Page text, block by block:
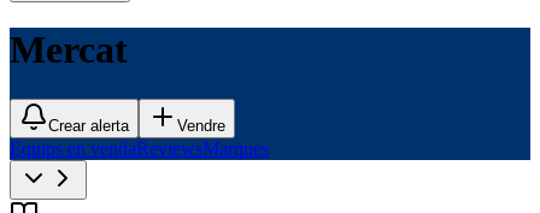
Mercat
Crear alerta Vendre
Equips en vendaReviewsMarques